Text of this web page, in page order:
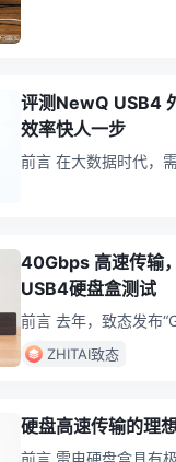
评测NewQ USB4
效率快人一步
前言 在大数据时代，需要经常进行数据存取的用户，虽能对笔电、台式机
等设备进行存储升级
40Gbps 高速传输
USB4硬盘盒测试
前言 去年，致态发布“Gen 4 卷王”—TiPlus7100，它不仅拥有高达
7000MB/s的顺序读
ZHITAI致态
硬盘高速传输的理
前言 雷电硬盘盒具有极高的传输速度，能发挥出NVMe硬盘的实力，是高端